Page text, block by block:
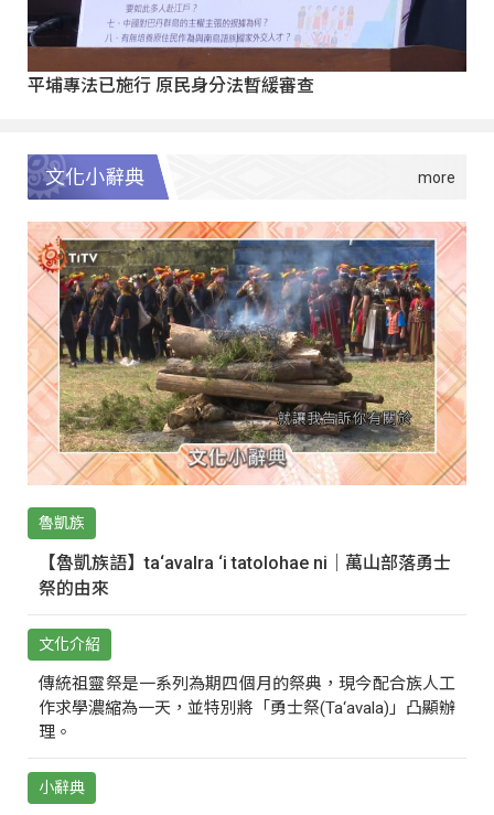
平埔專法已施行 原民身分法暫緩審查
文化小辭典
魯凱族
【魯凱族語】ta‘avalra ‘i tatolohae ni｜萬山部落勇士
祭的由來
文化介紹
傳統祖靈祭是一系列為期四個月的祭典，現今配合族人工
作求學濃縮為一天，並特別將「勇士祭(Ta‘avala)」凸顯辦
理。
小辭典